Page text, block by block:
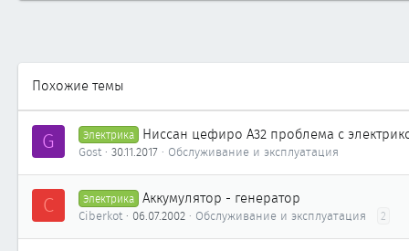
Похожие темы
G Электрика Ниссан цефиро А32 проблема с
Gost 30.11.2017 Обслуживание и эксплуатация
C Электрика Аккумулятор - генератор
Ciberkot 06.07.2002 Обслуживание и эксплуатация 2